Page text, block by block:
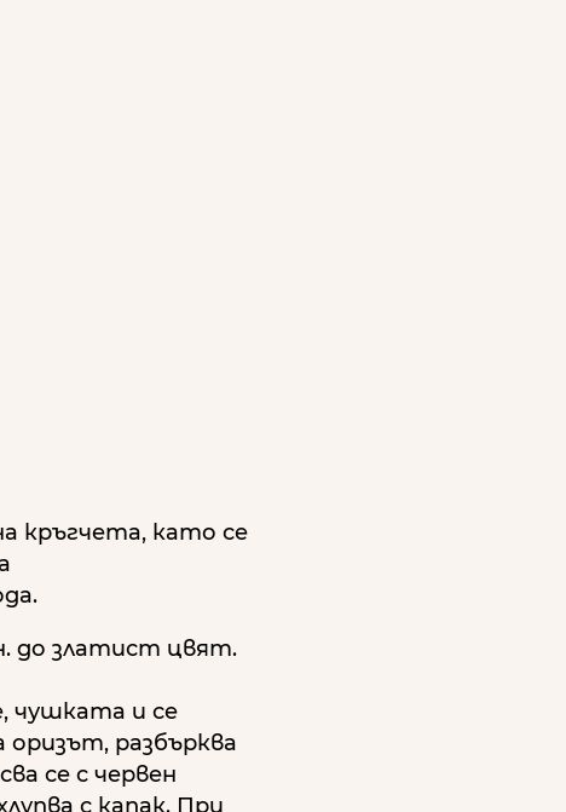
кръгчета, като се
до златист цвят.
чушката и се
разбърква
се с червен
с капак. При